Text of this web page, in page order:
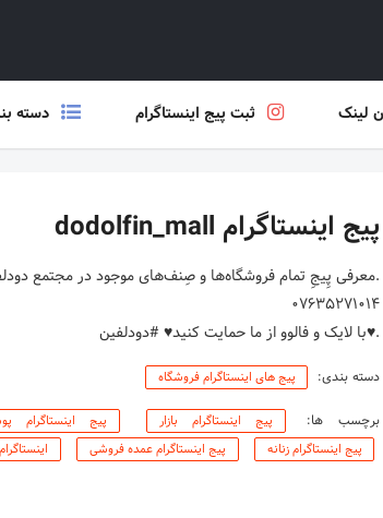
لینک ثبت پیج اینستاگرام دسته
پیج اینستاگرام dodolfin_mall
.معرفی پِیجِ تمام فروشگاه‌ها و صِنف‌های موجود در مجتمع
.♥️با لایک و فالوو از ما حمایت کنید♥️ #دودلفین
دسته بندی: پیج های اینستاگرام فروشگاه
برچسب ها: پیج اینستاگرام بازار پیج اینستاگرام
پیج اینستاگرام زنانه
پیج اینستاگرام عمده فروشی اینستاگرام